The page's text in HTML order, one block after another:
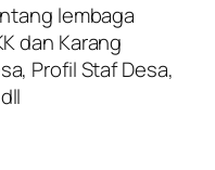
lembaga
dan Karang
Profil Staf Desa,